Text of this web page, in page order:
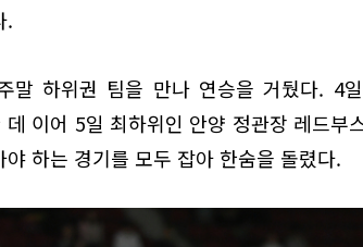
.
말 하위권 팀을 만나 연승을 거뒀다. 4
이어 5일 최하위인 안양 정관장 레드부
하는 경기를 모두 잡아 한숨을 돌렸다.